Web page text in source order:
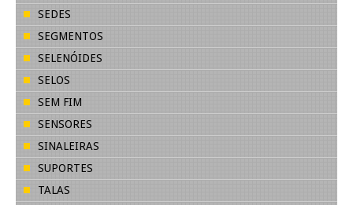
SEDES
SEGMENTOS
SELENÓIDES
SELOS
SEM FIM
SENSORES
SINALEIRAS
SUPORTES
TALAS